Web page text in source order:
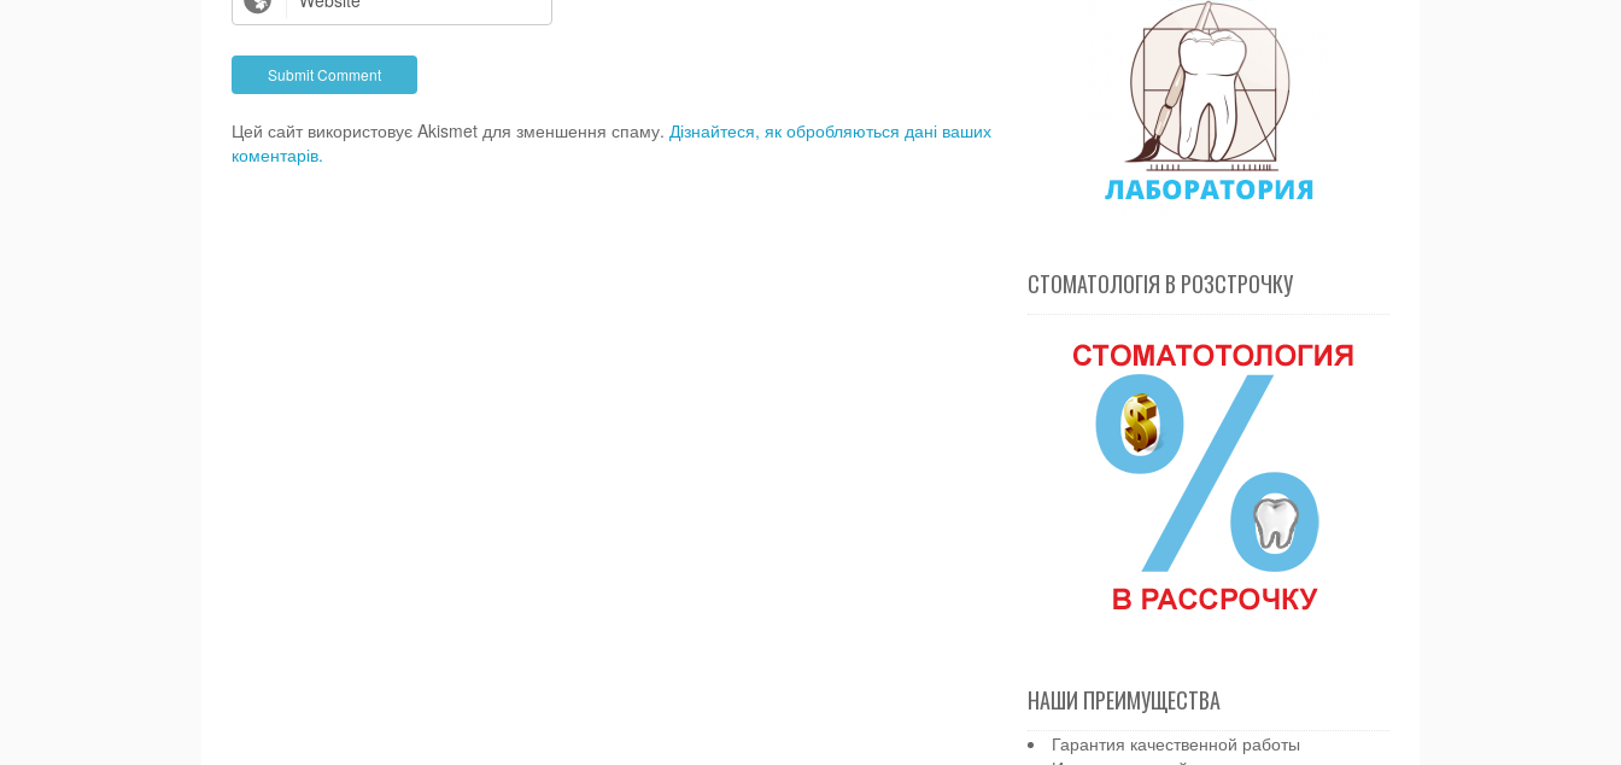
Цей сайт використовує Akismet для зменшення спаму. Дізнайтеся, як обробляються дані ваших
коментарів.
СТОМАТОЛОГІЯ В РОЗСТРОЧКУ
НАШИ ПРЕИМУЩЕСТВА
Гарантия качественной работы